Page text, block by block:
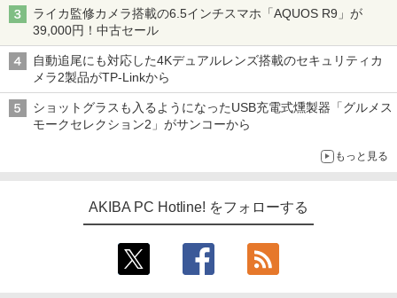
ライカ監修カメラ搭載の6.5インチスマホ「AQUOS R9」が
39,000円！中古セール
自動追尾にも対応した4Kデュアルレンズ搭載のセキュリティカ
メラ2製品がTP-Linkから
ショットグラスも入るようになったUSB充電式燻製器「グルメス
モークセレクション2」がサンコーから
もっと見る
AKIBA PC Hotline! をフォローする